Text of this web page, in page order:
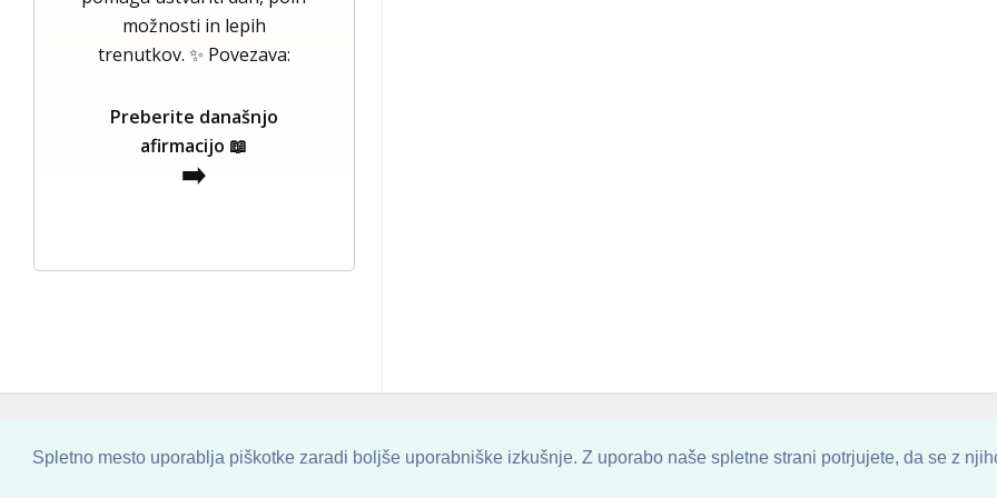
Spletno mesto uporablja piškotke zaradi boljše uporabniške izkušnje. Z uporabo naše spletne strani potrjujete, da se z
možnosti in lepih
trenutkov. ✨ Povezava:
Preberite današnjo
afirmacijo 📖
➡️
COPYRIGHT © 2013 - 2026 BYSKINBASE. ALL ARTWORK ARE UPLOADED AND COPYRIGHTED TO ITS AUTHOR.